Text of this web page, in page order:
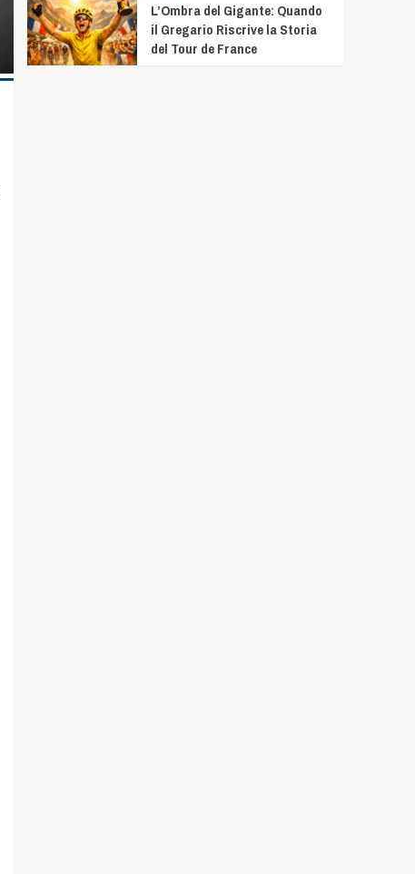
L’Ombra del Gigante: Quando
il Gregario Riscrive la Storia
del Tour de France